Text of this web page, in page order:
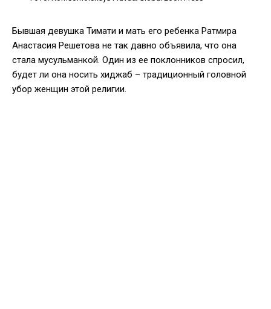
Бывшая девушка Тимати и мать его ребенка Ратмира
Анастасия Решетова не так давно объявила, что она
стала мусульманкой. Один из ее поклонников спросил,
будет ли она носить хиджаб – традиционный головной
убор женщин этой религии.